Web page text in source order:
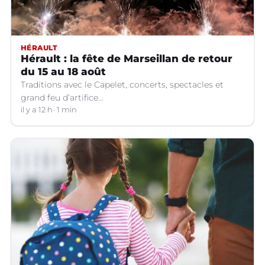
HÉRAULT
Hérault : la fête de Marseillan de retour
du 15 au 18 août
Traditions avec le Capelet, concerts, spectacles et
grand feu d’artifice...
il y a 12 h 1 min